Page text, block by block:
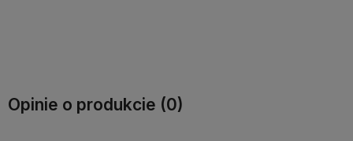
Opinie o produkcie (0)